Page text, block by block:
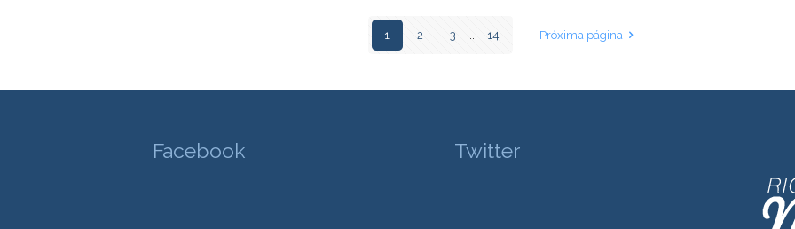
1 2 3 ... 14 Próxima página
Facebook Twitter